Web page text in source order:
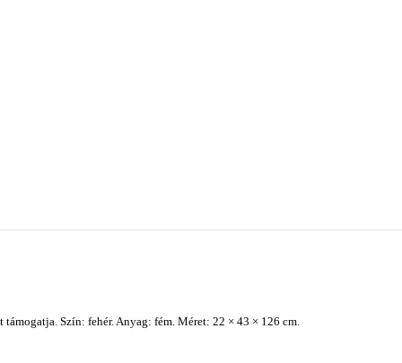
Szín: fehér. Anyag: fém. Méret: 22 × 43 × 126 cm.